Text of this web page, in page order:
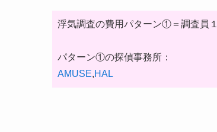
浮気調査の費用パターン①＝調査員
パターン①の探偵事務所：
AMUSE,HAL